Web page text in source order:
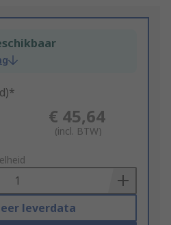
€ 45,64
(incl. BTW)
leverdata